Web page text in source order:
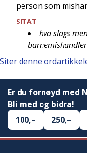
person som
SITAT
hva slags
Siter denne
Er du fornøyd med
Bli med og bidra!
100,–
250,–